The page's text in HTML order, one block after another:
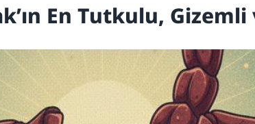
En Tutkulu,